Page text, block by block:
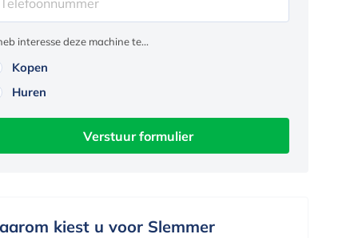
interesse deze machine te...
Kopen
Huren
Verstuur formulier
kiest u voor Slemmer